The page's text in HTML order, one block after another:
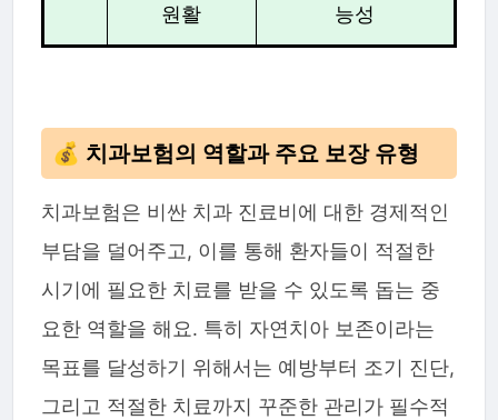
원활
능성
💰 치과보험의 역할과 주요 보장 유형
치과보험은 비싼 치과 진료비에 대한 경제적인
부담을 덜어주고, 이를 통해 환자들이 적절한
시기에 필요한 치료를 받을 수 있도록 돕는 중
요한 역할을 해요. 특히 자연치아 보존이라는
목표를 달성하기 위해서는 예방부터 조기 진단,
그리고 적절한 치료까지 꾸준한 관리가 필수적